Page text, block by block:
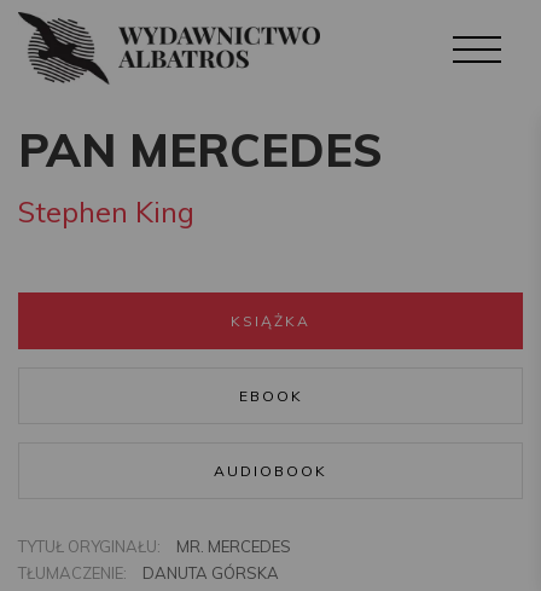
PAN MERCEDES
Stephen King
KSIĄŻKA
EBOOK
AUDIOBOOK
TYTUŁ ORYGINAŁU:
MR. MERCEDES
TŁUMACZENIE:
DANUTA GÓRSKA